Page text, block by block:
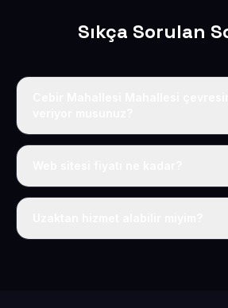
Sıkça Sorulan
Evet, Cebir Mahallesi dahil tüm Talas
Tek fiyat: yılda 50 USD + KDV, her